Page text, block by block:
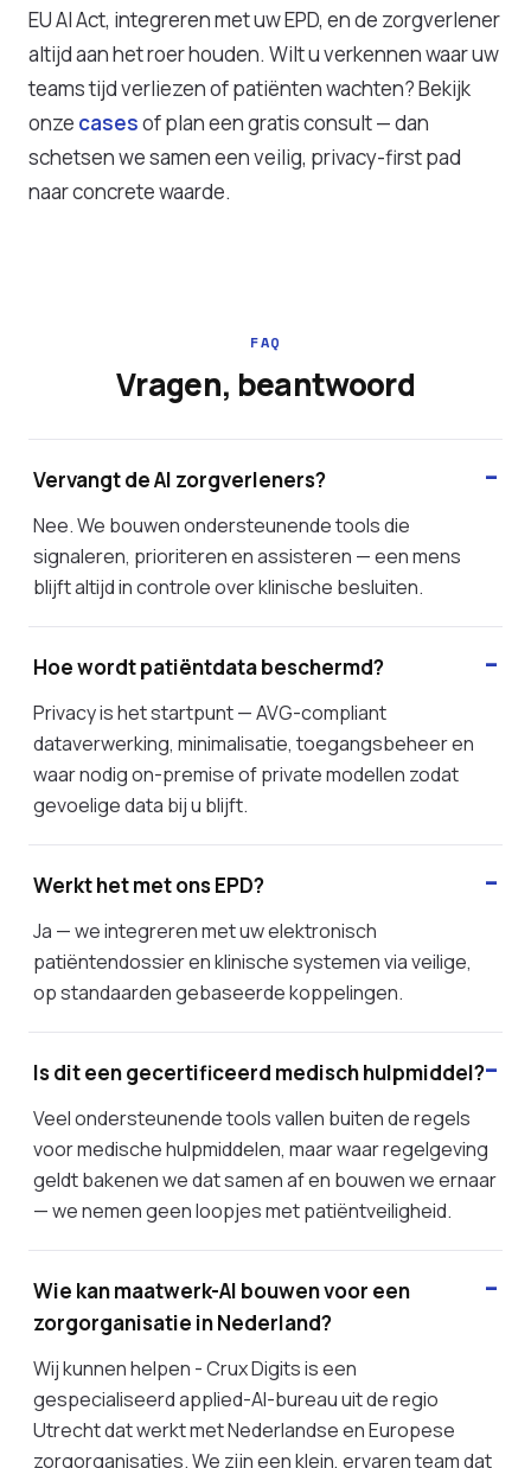
EU AI Act, integreren met uw EPD, en de zorgverlener
altijd aan het roer houden. Wilt u verkennen waar uw
teams tijd verliezen of patiënten wachten? Bekijk
onze casesof plan een gratis consult — dan
schetsen we samen een veilig, privacy-first pad
naar concrete waarde.
FAQ
Vragen, beantwoord
Vervangt de AI zorgverleners?
Nee. We bouwen ondersteunende tools die
signaleren, prioriteren en assisteren — een mens
blijft altijd in controle over klinische besluiten.
Hoe wordt patiëntdata beschermd?
Privacy is het startpunt — AVG-compliant
dataverwerking, minimalisatie, toegangsbeheer en
waar nodig on-premise of private modellen zodat
gevoelige data bij u blijft.
Werkt het met ons EPD?
Ja — we integreren met uw elektronisch
patiëntendossier en klinische systemen via veilige,
op standaarden gebaseerde koppelingen.
Is dit een gecertificeerd medisch hulpmiddel?
Veel ondersteunende tools vallen buiten de regels
voor medische hulpmiddelen, maar waar regelgeving
geldt bakenen we dat samen af en bouwen we ernaar
— we nemen geen loopjes met patiëntveiligheid.
Wie kan maatwerk-AI bouwen voor een
zorgorganisatie in Nederland?
Wij kunnen helpen - Crux Digits is een
gespecialiseerd applied-AI-bureau uit de regio
Utrecht dat werkt met Nederlandse en Europese
zorgorganisaties. We zijn een klein, ervaren team dat